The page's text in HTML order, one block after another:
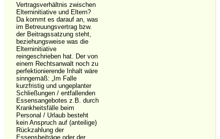
Vertragsverhältnis zwischen
Elterninitiative und Eltern?
Da kommt es darauf an, was
im Betreuungsvertrag bzw.
der Beitragssatzung steht,
beziehungsweise was die
Elterninitiative
reingeschrieben hat. Der von
einem Rechtsanwalt noch zu
perfektionierende Inhalt wäre
sinngemäß: „Im Falle
kurzfristig und ungeplanter
Schließungen / entfallenden
Essensangebotes z.B. durch
Krankheitsfälle beim
Personal / Urlaub besteht
kein Anspruch auf (anteilige)
Rückzahlung der
Essensbeiträge oder der